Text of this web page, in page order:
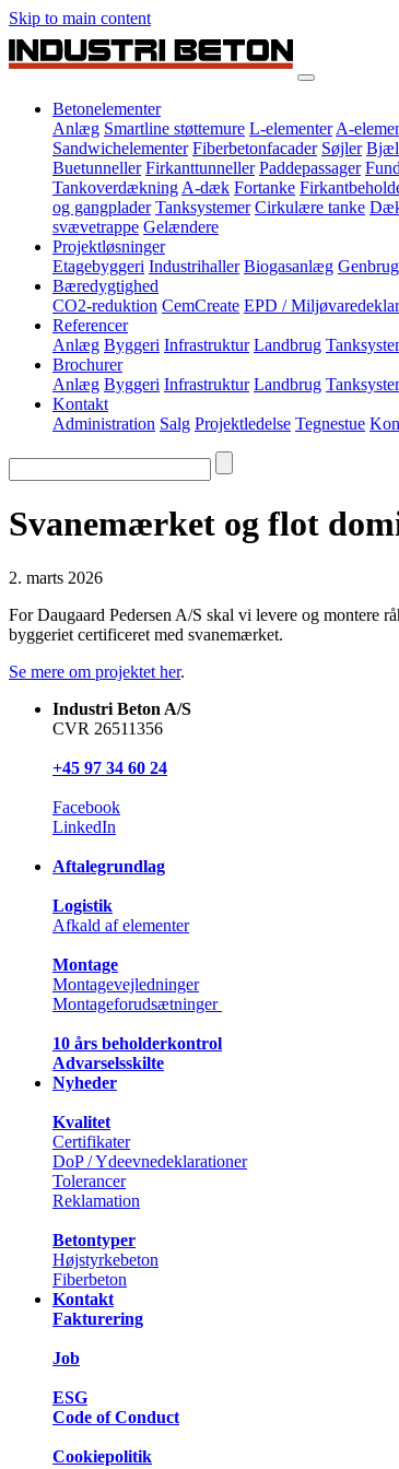
Skip to main content
Betonelementer
Anlæg Smartline støttemure L-elementer A-
Sandwichelementer Fiberbetonfacader Søjler
Buetunneller Firkanttunneller Paddepassager
Tankoverdækning A-dæk Fortanke
og gangplader Tanksystemer Cirkulære tanke
svævetrappe Gelændere
Projektløsninger
Etagebyggeri Industrihaller Biogasanlæg
Bæredygtighed
CO2-reduktion CemCreate EPD /
Referencer
Anlæg Byggeri Infrastruktur Landbrug
Brochurer
Anlæg Byggeri Infrastruktur Landbrug
Kontakt
Administration Salg Projektledelse Tegnestue
Svanemærket og flot
2. marts 2026
For Daugaard Pedersen A/S skal vi levere og montere
byggeriet certificeret med svanemærket.
Se mere om projektet her.
Industri Beton A/S
CVR 26511356
+45 97 34 60 24
Facebook
LinkedIn
Aftalegrundlag
Logistik
Afkald af elementer
Montage
Montagevejledninger
Montageforudsætninger
10 års beholderkontrol
Advarselsskilte
Nyheder
Kvalitet
Certifikater
DoP / Ydeevnedeklarationer
Tolerancer
Reklamation
Betontyper
Højstyrkebeton
Fiberbeton
Kontakt
Fakturering
Job
ESG
Code of Conduct
Cookiepolitik